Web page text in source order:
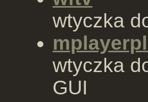
wtyczka
wtyczka
GUI